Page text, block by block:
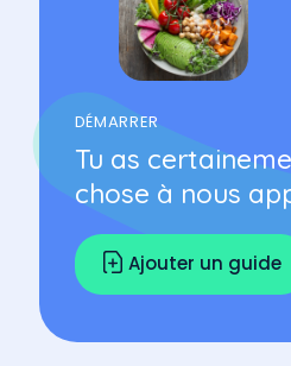
DÉMARRER
Tu as
chose à nous
Ajouter un guide